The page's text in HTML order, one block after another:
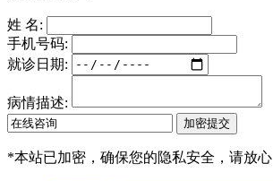
姓 名:
手机号码:
就诊日期:
病情描述:
*本站已加密，确保您的隐私安全，请放心